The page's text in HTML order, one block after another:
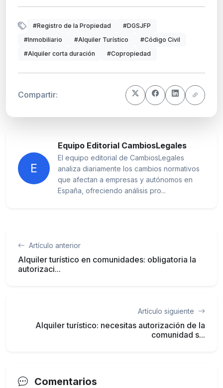
#Registro de la Propiedad
#DGSJFP
#Inmobiliario
#Alquiler Turístico
#Código Civil
#Alquiler corta duración
#Copropiedad
Compartir:
E
Equipo Editorial CambiosLegales
El equipo editorial de CambiosLegales
analiza diariamente los cambios normativos
que afectan a empresas y autónomos en
España, ofreciendo análisis pro...
Artículo anterior
Alquiler turístico en comunidades: obligatoria la
autorizaci...
Artículo siguiente
Alquiler turístico: necesitas autorización de la
comunidad s...
Comentarios